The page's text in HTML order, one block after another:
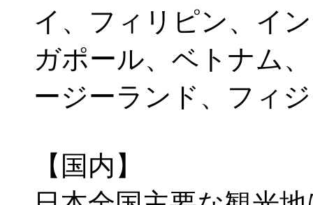
イ、フィリピン、イ
ガポール、ベトナム
ージーランド、フィ
【国内】